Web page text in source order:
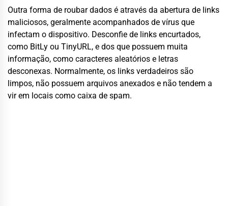
Outra forma de roubar dados é através da abertura de links
maliciosos, geralmente acompanhados de vírus que
infectam o dispositivo. Desconfie de links encurtados,
como BitLy ou TinyURL, e dos que possuem muita
informação, como caracteres aleatórios e letras
desconexas. Normalmente, os links verdadeiros são
limpos, não possuem arquivos anexados e não tendem a
vir em locais como caixa de spam.